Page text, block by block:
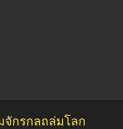
จักรกลถล่มโลก